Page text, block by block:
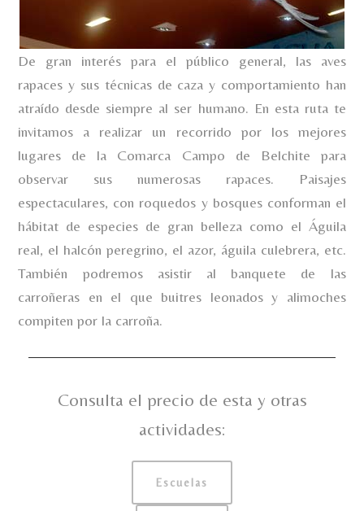
De gran interés para el público general, las aves
rapaces y sus técnicas de caza y comportamiento han
atraído desde siempre al ser humano. En esta ruta te
invitamos a realizar un recorrido por los mejores
lugares de la Comarca Campo de Belchite para
observar sus numerosas rapaces. Paisajes
espectaculares, con roquedos y bosques conforman el
hábitat de especies de gran belleza como el Águila
real, el halcón peregrino, el azor, águila culebrera, etc.
También podremos asistir al banquete de las
carroñeras en el que buitres leonados y alimoches
compiten por la carroña.
Consulta el precio de esta y otras
actividades:
Escuelas